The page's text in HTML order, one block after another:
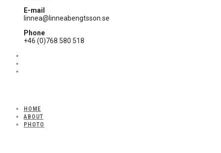
E-mail
linnea@linneabengtsson.se
Phone
+46 (0)768 580 518
HOME
ABOUT
PHOTO